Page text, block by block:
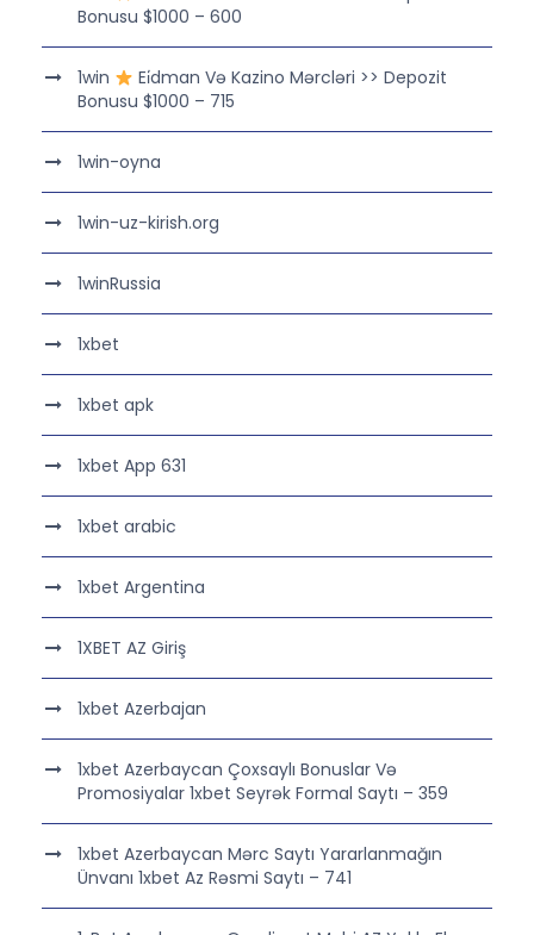
Bonusu $1000 – 600
1win
Ei̇dman Və Kazino Mərcləri >> Depozit
Bonusu $1000 – 715
1win-oyna
1win-uz-kirish.org
1winRussia
1xbet
1xbet apk
1xbet App 631
1xbet arabic
1xbet Argentina
1XBET AZ Giriş
1xbet Azerbajan
1xbet Azerbaycan Çoxsaylı Bonuslar Və
Promosiyalar 1xbet Seyrək Formal Saytı – 359
1xbet Azerbaycan Mərc Saytı Yararlanmağın
Ünvanı 1xbet Az Rəsmi Saytı – 741